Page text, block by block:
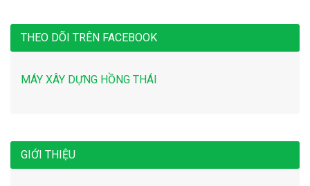
THEO DÕI TRÊN FACEBOOK
MÁY XÂY DỰNG HỒNG THÁI
GIỚI THIỆU